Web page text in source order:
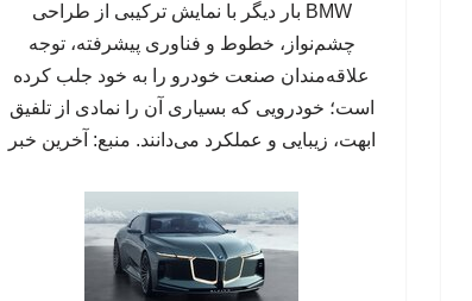
BMW بار دیگر با نمایش ترکیبی از طراحی
چشم‌نواز، خطوط و فناوری پیشرفته، توجه
علاقه‌مندان صنعت خودرو را به خود جلب کرده
است؛ خودرویی که بسیاری آن را نمادی از تلفیق
ابهت، زیبایی و عملکرد می‌دانند. منبع: آخرین خبر